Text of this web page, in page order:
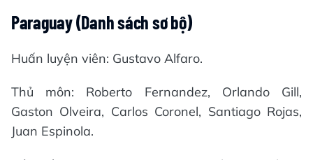
Paraguay (Danh sách sơ bộ)
Huấn luyện viên: Gustavo Alfaro.
Thủ môn: Roberto Fernandez, Orlando Gill,
Gaston Olveira, Carlos Coronel, Santiago Rojas,
Juan Espinola.